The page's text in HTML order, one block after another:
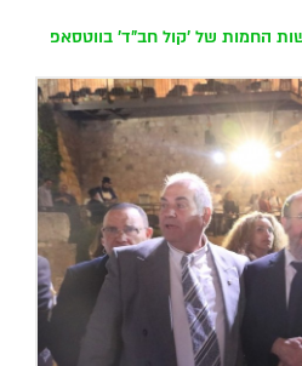
החמות של 'קול חב"ד' בווטסאפ